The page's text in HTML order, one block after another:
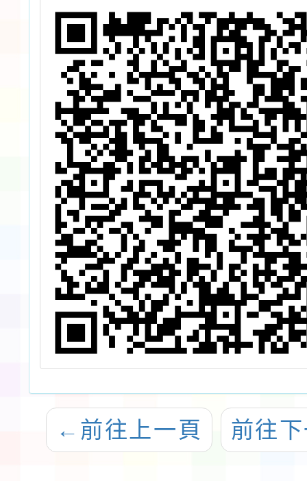
任教師聯合甄選
簡章」各1份
← 前往上一頁 前往